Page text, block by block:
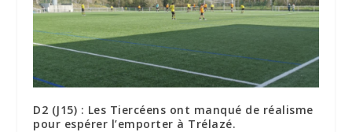
D2 (J15) : Les Tiercéens ont manqué de réalisme
pour espérer l’emporter à Trélazé.